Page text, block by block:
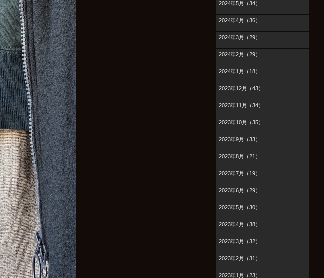
2024年5月（34）
2024年4月（36）
2024年3月（29）
2024年2月（29）
2024年1月（18）
2023年12月（43）
2023年11月（34）
2023年10月（35）
2023年9月（33）
2023年8月（21）
2023年7月（19）
2023年6月（29）
2023年5月（30）
2023年4月（38）
2023年3月（32）
2023年2月（31）
2023年1月（23）